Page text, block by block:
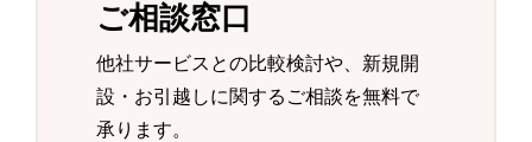
ご相談窓口
他社サービスとの比較検討や、新規開
設・お引越しに関するご相談を無料で
承ります。